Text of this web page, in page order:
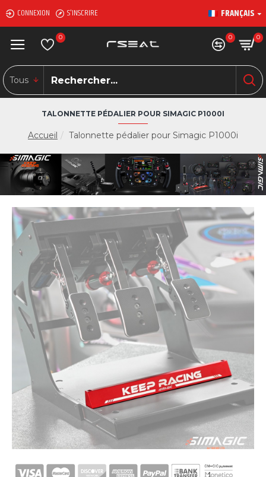
CONNEXION S'INSCRIRE FRANÇAIS
0 0 0
Tous
Accueil Talonnette pédalier pour Simagic P1000i
TALONNETTE PÉDALIER POUR SIMAGIC P1000I